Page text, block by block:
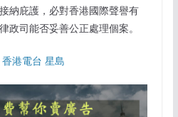
納庇護，必對香港國際聲譽有
政司能否妥善公正處理個案。
香港電台 星島